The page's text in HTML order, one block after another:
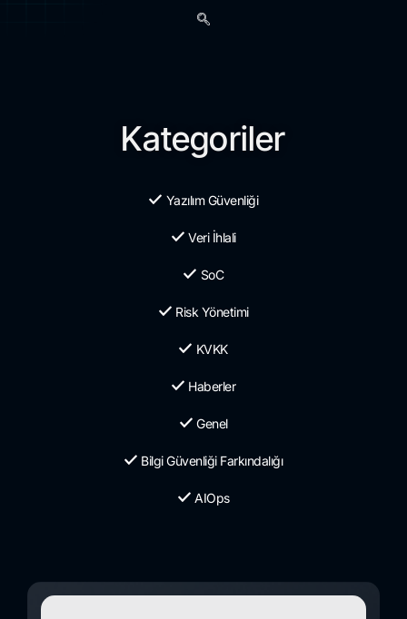
Kategoriler
Yazılım Güvenliği
Veri İhlali
SoC
Risk Yönetimi
KVKK
Haberler
Genel
Bilgi Güvenliği Farkındalığı
AIOps